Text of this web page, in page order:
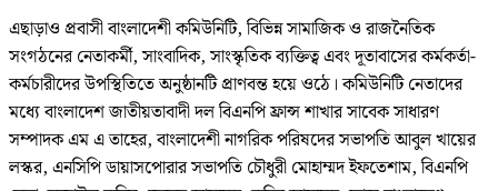
এছাড়াও প্রবাসী বাংলাদেশী কমিউনিটি, বিভিন্ন সামাজিক ও রাজনৈতিক
সংগঠনের নেতাকর্মী, সাংবাদিক, সাংস্কৃতিক ব্যক্তিত্ব এবং দূতাবাসের কর্মকর্তা-
কর্মচারীদের উপস্থিতিতে অনুষ্ঠানটি প্রাণবন্ত হয়ে ওঠে। কমিউনিটি নেতাদের
মধ্যে বাংলাদেশ জাতীয়তাবাদী দল বিএনপি ফ্রান্স শাখার সাবেক সাধারণ
সম্পাদক এম এ তাহের, বাংলাদেশী নাগরিক পরিষদের সভাপতি আবুল খায়ের
লস্কর, এনসিপি ডায়াসপোরার সভাপতি চৌধুরী মোহাম্মদ ইফতেশাম, বিএনপি